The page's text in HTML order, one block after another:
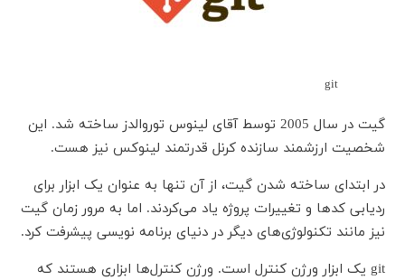
git
گیت در سال 2005 توسط آقای لینوس توروالدز ساخته شد. این
شخصیت ارزشمند سازنده کرنل قدرتمند لینوکس نیز هست.
در ابتدای ساخته شدن گیت، از آن تنها به عنوان یک ابزار برای
ردیابی کدها و تغییرات پروژه یاد می‌کردند. اما به مرور زمان گیت
نیز مانند تکنولوژی‌های دیگر در دنیای برنامه نویسی پیشرفت کرد.
git یک ابزار ورژن کنترل است. ورژن کنترل‌ها ابزاری هستند که